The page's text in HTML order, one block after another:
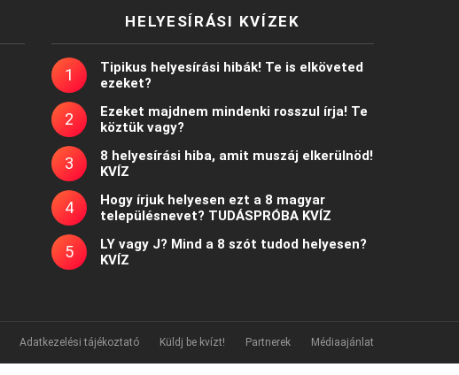
HELYESÍRÁSI KVÍZEK
Tipikus helyesírási hibák! Te is elköveted
ezeket?
Ezeket majdnem mindenki rosszul írja! Te
köztük vagy?
8 helyesírási hiba, amit muszáj elkerülnöd!
KVÍZ
Hogy írjuk helyesen ezt a 8 magyar
településnevet? TUDÁSPRÓBA KVÍZ
LY vagy J? Mind a 8 szót tudod helyesen?
KVÍZ
Adatkezelési tájékoztató Küldj be kvízt! Partnerek Médiaajánlat